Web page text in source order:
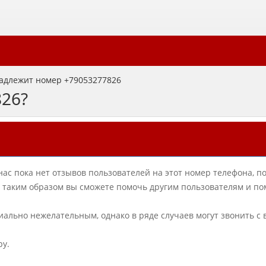
номер +79053277826
пока нет отзывов пользователей на этот номер телефона,
образом вы сможете помочь другим пользователям и
нежелательным, однако в ряде случаев могут звонить с